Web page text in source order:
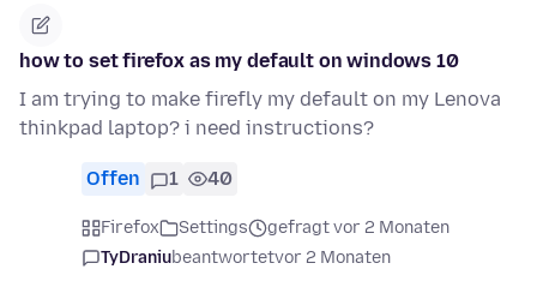
how to set firefox as my default on windows 10
I am trying to make firefly my default on my Lenova
thinkpad laptop? i need instructions?
Offen 1 40
Firefox Settings
gefragt vor 2 Monaten
TyDraniubeantwortetvor 2 Monaten